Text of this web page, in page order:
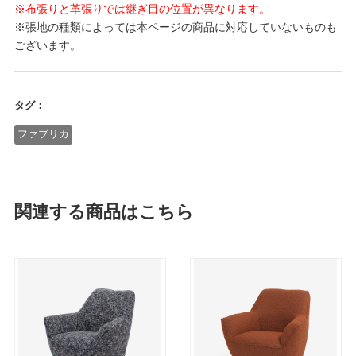
※布張りと革張りでは継ぎ目の位置が異なります。
※張地の種類によっては本ページの商品に対応していないものも
ございます。
タグ：
ファブリカ
関連する商品はこちら